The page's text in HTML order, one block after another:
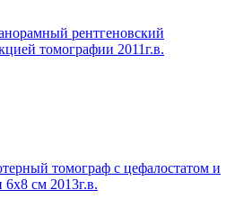
рентгеновский
томографии 2011г.в.
томограф с цефалостатом и
см 2013г.в.